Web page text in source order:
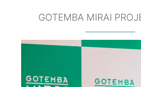
GOTEMBA MIRAI
powered by TGC キックオ
登壇！